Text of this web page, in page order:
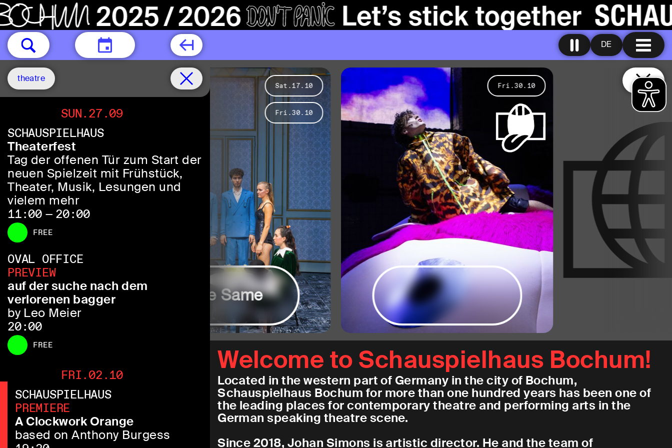
DE
theatre
SUN.27.09
SCHAUSPIELHAUS
Theaterfest
Tag der offenen Tür zum Start der
neuen Spielzeit mit Frühstück,
Theater, Musik, Lesungen und
vielem mehr
11:00 — 20:00
FREE
OVAL OFFICE
PREVIEW
auf der suche nach dem
verlorenen bagger
by Leo Meier
20:00
FREE
FRI.02.10
SCHAUSPIELHAUS
PREMIERE
A Clockwork Orange
based on Anthony Burgess
Thur.15.10
Thur.22.10
Asking
for a
Sat.17.10
Fri.30.10
Same Same
Fri.30.10
Welcome to Schauspielhaus Bochum!
Located in the western part of Germany in the city of Bochum,
Schauspielhaus Bochum for more than one hundred years has been one of
the leading places for contemporary theatre and performing arts in the
German speaking theatre scene.
Since 2018, Johan Simons is artistic director. He and the team of